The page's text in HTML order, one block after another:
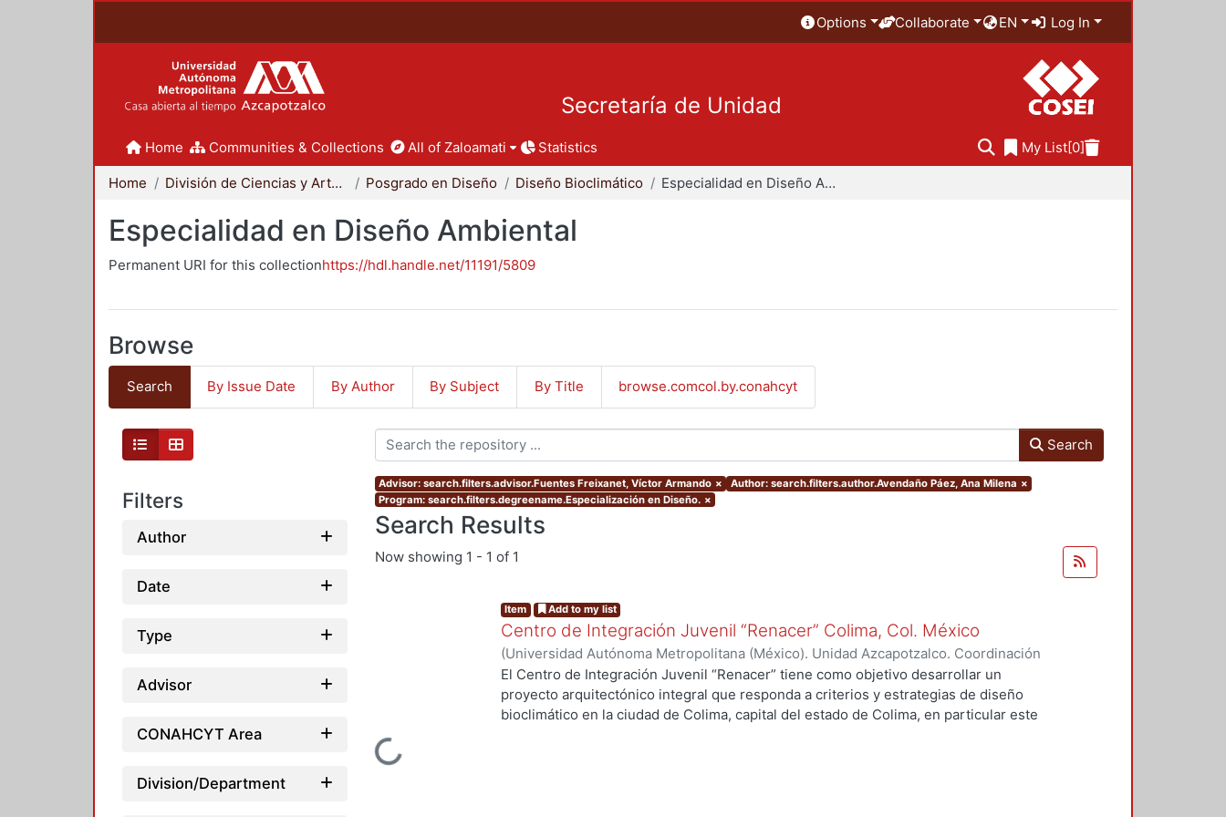
Options Collaborate EN Log In
Secretaría de Unidad
Home Communities & Collections All of Zaloamati Statistics My List[0]
Home División de Ciencias y Artes para el Diseño Posgrado en Diseño Diseño Bioclimático Especialidad en Diseño Ambiental
Especialidad en Diseño Ambiental
Permanent URI for this collectionhttps://hdl.handle.net/11191/5809
Browse
Search By Issue Date By Author By Subject By Title browse.comcol.by.conahcyt
Filters
Author
Date
Type
Advisor
CONAHCYT Area
Division/Department
Search
Advisor: search.filters.advisor.Fuentes Freixanet, Víctor Armando × Author: search.filters.author.Avendaño Páez, Ana Milena ×
Program: search.filters.degreename.Especialización en Diseño. ×
Search Results
Now showing 1 - 1 of 1
Loading...
Item Add to my list
Centro de Integración Juvenil “Renacer” Colima, Col. México
(Universidad Autónoma Metropolitana (México). Unidad Azcapotzalco. Coordinación
de Servicios de Información.,2008-11)Avendaño Páez, Ana Milena
El Centro de Integración Juvenil “Renacer” tiene como objetivo desarrollar un
proyecto arquitectónico integral que responda a criterios y estrategias de diseño
bioclimático en la ciudad de Colima, capital del estado de Colima, en particular este